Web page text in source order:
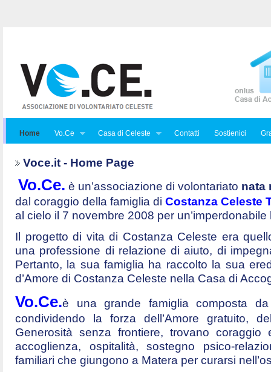
Home Vo.Ce Casa di Celeste Contatti Sostienici
Voce.it - Home Page
Vo.Ce. è un’associazione di volontariato nata
dal coraggio della famiglia di Costanza Celeste
al cielo il 7 novembre 2008 per
Il progetto di vita di Costanza Celeste era
una professione di relazione di aiuto, di
Pertanto, la sua famiglia ha raccolto la sua
d’Amore di Costanza Celeste nella Casa di
Vo.Ce.è una grande famiglia composta
condividendo la forza dell’Amore gratuito,
Generosità senza frontiere, trovano
accoglienza, ospitalità, sostegno psico-
familiari che giungono a Matera per curarsi